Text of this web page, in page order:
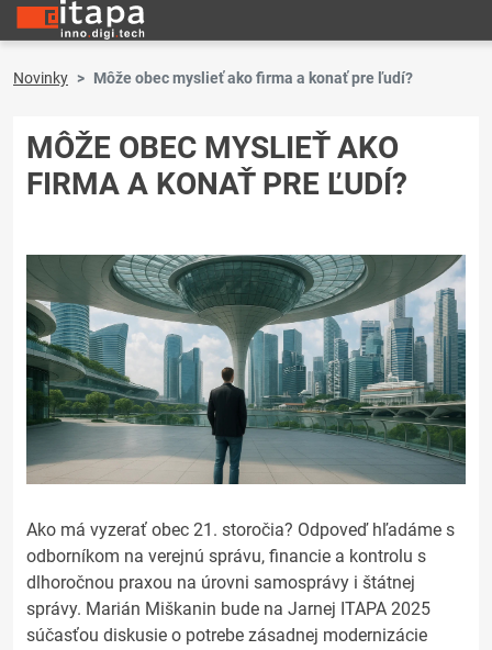
Novinky Môže obec myslieť ako firma a konať pre ľudí?
MÔŽE OBEC MYSLIEŤ AKO
FIRMA A KONAŤ PRE ĽUDÍ?
Ako má vyzerať obec 21. storočia? Odpoveď hľadáme s
odborníkom na verejnú správu, financie a kontrolu s
dlhoročnou praxou na úrovni samosprávy i štátnej
správy. Marián Miškanin bude na Jarnej ITAPA 2025
súčasťou diskusie o potrebe zásadnej modernizácie